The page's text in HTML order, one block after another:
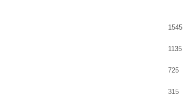
1545
1135
725
315